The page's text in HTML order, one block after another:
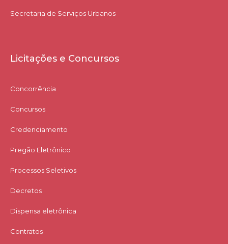
Secretaria de Serviços Urbanos
Licitações e Concursos
Concorrência
Concursos
Credenciamento
Pregão Eletrônico
Processos Seletivos
Decretos
Dispensa eletrônica
Contratos